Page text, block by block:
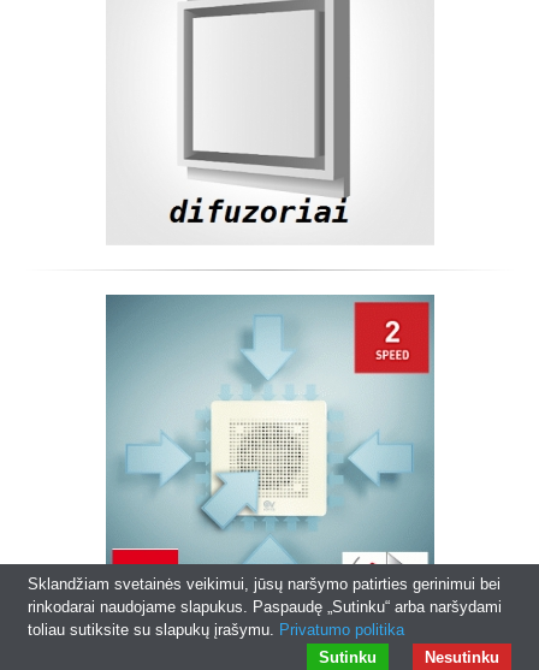
Interneto svetainių kūrimas
Sklandžiam svetainės veikimui, jūsų naršymo patirties gerinimui bei
rinkodarai naudojame slapukus. Paspaudę „Sutinku“ arba naršydami
toliau sutiksite su slapukų įrašymu. Privatumo politika
Nesutinku
Sutinku